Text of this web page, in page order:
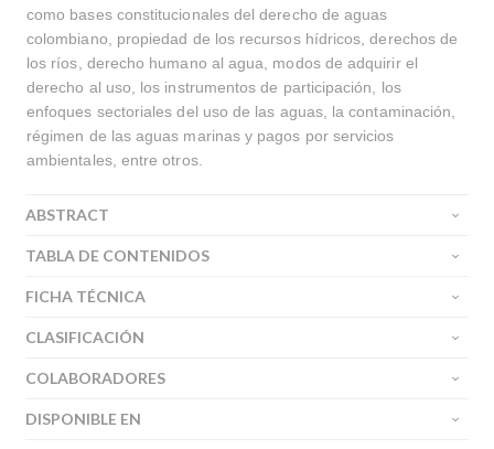
como bases constitucionales del derecho de aguas
colombiano, propiedad de los recursos hídricos, derechos de
los ríos, derecho humano al agua, modos de adquirir el
derecho al uso, los instrumentos de participación, los
enfoques sectoriales del uso de las aguas, la contaminación,
régimen de las aguas marinas y pagos por servicios
ambientales, entre otros.
ABSTRACT
TABLA DE CONTENIDOS
FICHA TÉCNICA
CLASIFICACIÓN
COLABORADORES
DISPONIBLE EN